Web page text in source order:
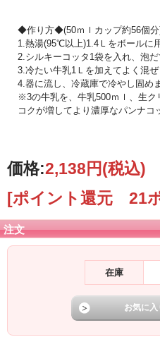
◆作り方◆(50ｍｌカップ約56個
1.熱湯(95℃以上)1.4Ｌをボールに
2.シルキーコッタ1袋を入れ、泡
3.冷たい牛乳1Ｌを加えてよく混ぜ
4.器に流し、冷蔵庫で冷やし固めま
※3の牛乳を、牛乳500ｍｌ、生ク
コクが増してより濃厚なパンナコ
価格:2,138円(税込)
[ポイント還元 21
注文
在庫